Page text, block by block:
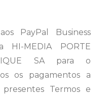
PayPal Business
HI-MEDIA PORTE
SA para o
os pagamentos a
Termos e